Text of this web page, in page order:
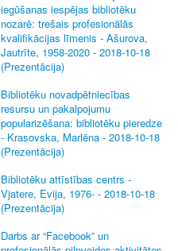
iegūšanas iespējas bibliotēku
nozarē: trešais profesionālās
kvalifikācijas līmenis - Ašurova,
Jautrīte, 1958-2020 - 2018-10-18
(Prezentācija)
Bibliotēku novadpētniecības
resursu un pakalpojumu
popularizēšana: bibliotēku pieredze
- Krasovska, Marlēna - 2018-10-18
(Prezentācija)
Bibliotēku attīstības centrs -
Vjatere, Evija, 1976- - 2018-10-18
(Prezentācija)
Darbs ar “Facebook” un